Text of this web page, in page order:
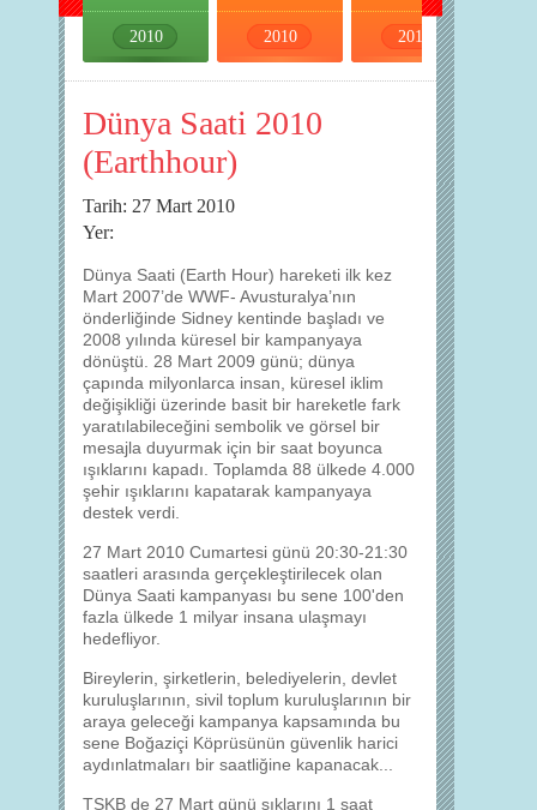
2010 2010 2010
Dünya Saati 2010
(Earthhour)
Tarih: 27 Mart 2010
Yer:
Dünya Saati (Earth Hour) hareketi ilk kez
Mart 2007’de WWF- Avusturalya’nın
önderliğinde Sidney kentinde başladı ve
2008 yılında küresel bir kampanyaya
dönüştü. 28 Mart 2009 günü; dünya
çapında milyonlarca insan, küresel iklim
değişikliği üzerinde basit bir hareketle fark
yaratılabileceğini sembolik ve görsel bir
mesajla duyurmak için bir saat boyunca
ışıklarını kapadı. Toplamda 88 ülkede 4.000
şehir ışıklarını kapatarak kampanyaya
destek verdi.
27 Mart 2010 Cumartesi günü 20:30-21:30
saatleri arasında gerçekleştirilecek olan
Dünya Saati kampanyası bu sene 100'den
fazla ülkede 1 milyar insana ulaşmayı
hedefliyor.
Bireylerin, şirketlerin, belediyelerin, devlet
kuruluşlarının, sivil toplum kuruluşlarının bir
araya geleceği kampanya kapsamında bu
sene Boğaziçi Köprüsünün güvenlik harici
aydınlatmaları bir saatliğine kapanacak...
TSKB de 27 Mart günü şıklarını 1 saat